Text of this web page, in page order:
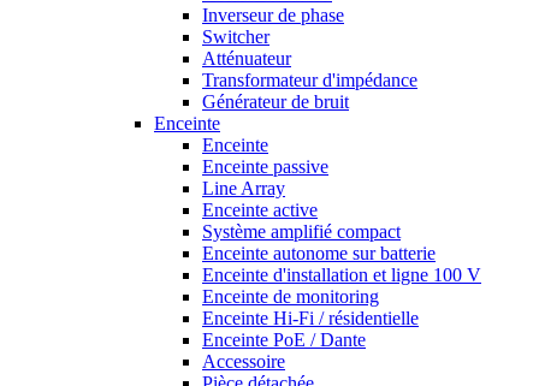
Inverseur de phase
Switcher
Atténuateur
Transformateur d'impédance
Générateur de bruit
Enceinte
Enceinte
Enceinte passive
Line Array
Enceinte active
Système amplifié compact
Enceinte autonome sur batterie
Enceinte d'installation et ligne 100 V
Enceinte de monitoring
Enceinte Hi-Fi / résidentielle
Enceinte PoE / Dante
Accessoire